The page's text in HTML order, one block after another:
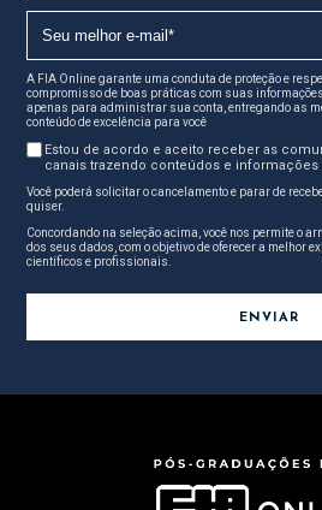
A FIA Online garante uma conduta de proteção e
compromisso de boas práticas com suas
apenas para administrar sua conta, entregando as
conteúdo de excelência para você
Estou de acordo e aceito receber as
canais trazendo conteúdos e informações
Você poderá solicitar o cancelamento e parar de
quiser.
Concordando na seleção acima, você nos permite o
dos seus dados, com o objetivo de oferecer a melhor
científicos e profissionais.